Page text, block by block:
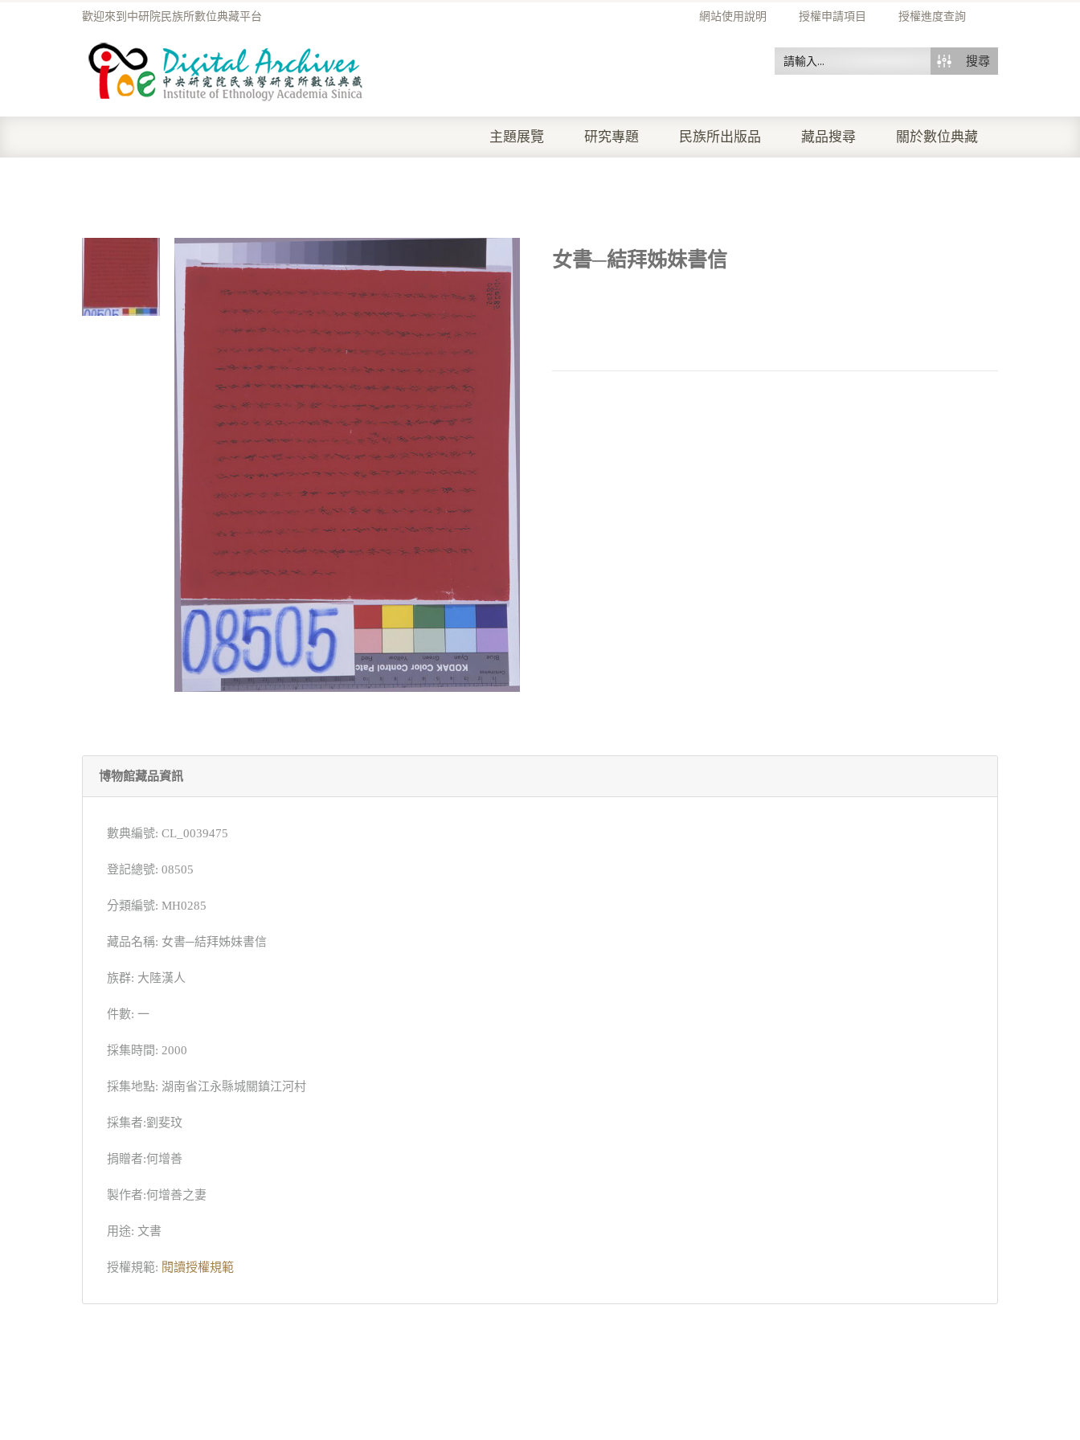
網站使用說明 授權申請項目 授權進度查詢
歡迎來到中研院民族所數位典藏平台
搜尋
主題展覽 研究專題 民族所出版品 藏品搜尋 關於數位典藏
女書─結拜姊妹書信
博物館藏品資訊
數典編號: CL_0039475
登記總號: 08505
分類編號: MH0285
藏品名稱: 女書─結拜姊妹書信
族群: 大陸漢人
件數: 一
採集時間: 2000
採集地點: 湖南省江永縣城關鎮江河村
採集者:劉斐玟
捐贈者:何增善
製作者:何增善之妻
用途: 文書
授權規範: 閱讀授權規範